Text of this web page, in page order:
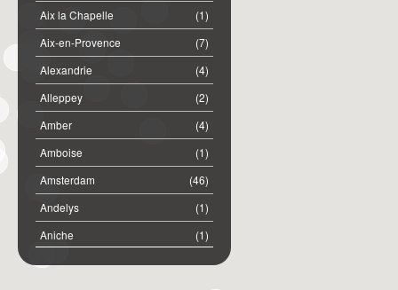
(1)
Aix la Chapelle
(7)
Aix-en-Provence
(4)
Alexandrie
(2)
Alleppey
(4)
Amber
(1)
Amboise
(46)
Amsterdam
(1)
Andelys
(1)
Aniche
(2)
Annemasse